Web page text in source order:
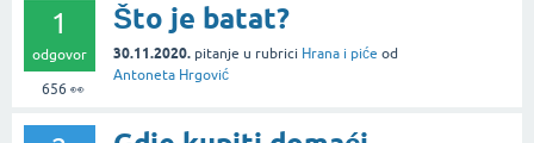
1
odgovor
656 👀
Što je batat?
30.11.2020. pitanje u rubrici Hrana i piće od
Antoneta Hrgović